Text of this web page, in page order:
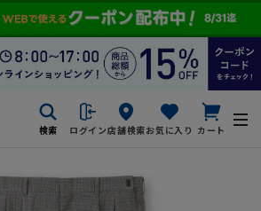
検索 ログイン店舗検索お気に入り カート